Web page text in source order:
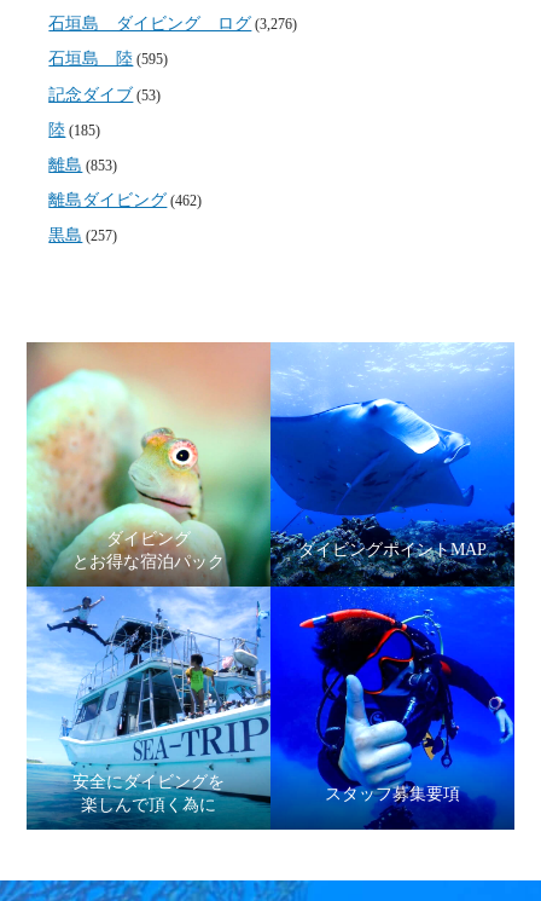
石垣島 ダイビング ログ (3,276)
石垣島 陸 (595)
記念ダイブ (53)
陸 (185)
離島 (853)
離島ダイビング (462)
黒島 (257)
ダイビング
とお得な宿泊パック
ダイビングポイントMAP
安全にダイビングを
楽しんで頂く為に
スタッフ募集要項